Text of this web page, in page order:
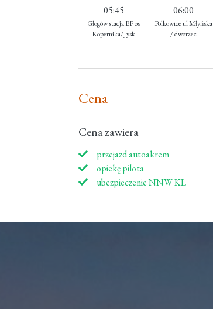
05:45
Głogów stacja BP os
Kopernika/Jysk
06:00
Polkowice ul Młyńska
/ dworzec
Cena
Cena zawiera
przejazd autoakrem
opiekę pilota
ubezpieczenie NNW KL